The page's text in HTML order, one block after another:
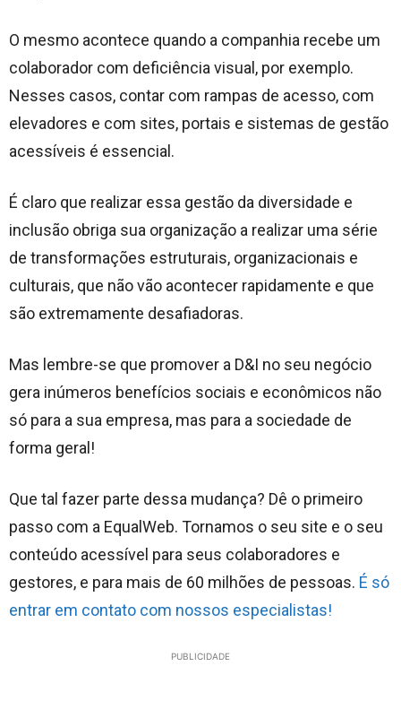
O mesmo acontece quando a companhia recebe um
colaborador com deficiência visual, por exemplo.
Nesses casos, contar com rampas de acesso, com
elevadores e com sites, portais e sistemas de gestão
acessíveis é essencial.
É claro que realizar essa gestão da diversidade e
inclusão obriga sua organização a realizar uma série
de transformações estruturais, organizacionais e
culturais, que não vão acontecer rapidamente e que
são extremamente desafiadoras.
Mas lembre-se que promover a D&I no seu negócio
gera inúmeros benefícios sociais e econômicos não
só para a sua empresa, mas para a sociedade de
forma geral!
Que tal fazer parte dessa mudança? Dê o primeiro
passo com a EqualWeb. Tornamos o seu site e o seu
conteúdo acessível para seus colaboradores e
gestores, e para mais de 60 milhões de pessoas. É só
entrar em contato com nossos especialistas!
PUBLICIDADE